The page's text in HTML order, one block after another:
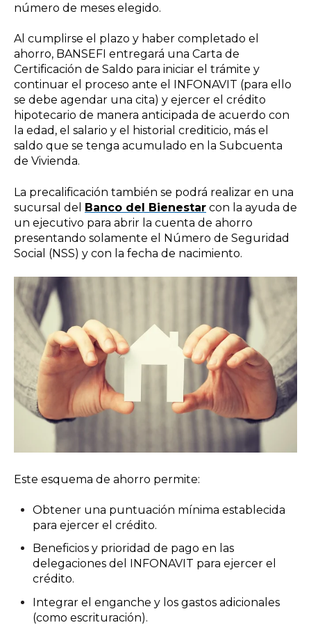
número de meses elegido.
Al cumplirse el plazo y haber completado el
ahorro, BANSEFI entregará una Carta de
Certificación de Saldo para iniciar el trámite y
continuar el proceso ante el INFONAVIT (para ello
se debe agendar una cita) y ejercer el crédito
hipotecario de manera anticipada de acuerdo con
la edad, el salario y el historial crediticio, más el
saldo que se tenga acumulado en la Subcuenta
de Vivienda.
La precalificación también se podrá realizar en una
sucursal del Banco del Bienestar con la ayuda de
un ejecutivo para abrir la cuenta de ahorro
presentando solamente el Número de Seguridad
Social (NSS) y con la fecha de nacimiento.
Este esquema de ahorro permite:
Obtener una puntuación mínima establecida
para ejercer el crédito.
Beneficios y prioridad de pago en las
delegaciones del INFONAVIT para ejercer el
crédito.
Integrar el enganche y los gastos adicionales
(como escrituración).